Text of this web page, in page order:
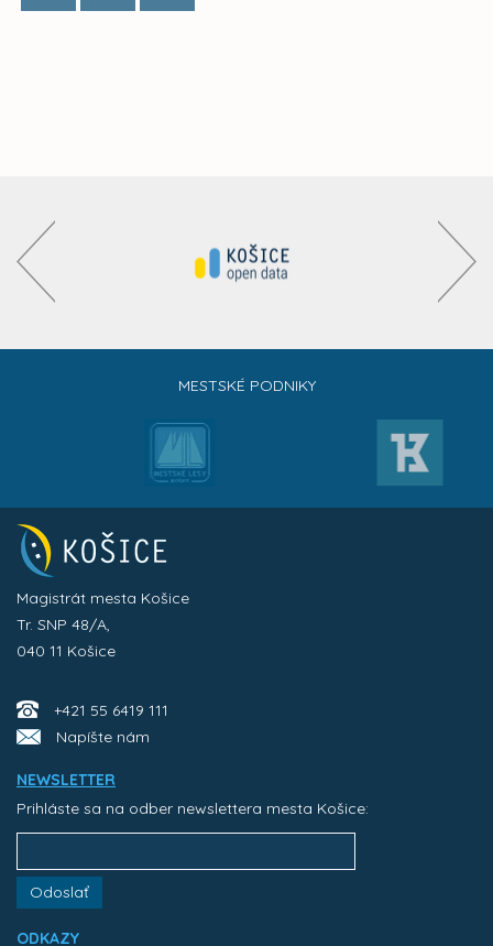
MESTSKÉ PODNIKY
Magistrát mesta Košice
Tr. SNP 48/A,
040 11 Košice
+421 55 6419 111
Napíšte nám
NEWSLETTER
Prihláste sa na odber newslettera mesta Košice:
Odoslať
ODKAZY